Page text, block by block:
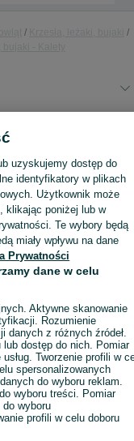
skontaktować się z
uzyskujemy dostęp do
identyfikatory w plikach
Użytkownik może
klikając poniżej lub w
Te wybory będą
miały wpływu na dane
Prywatności
dane w celu
Aktywne skanowanie
Rozumienie
danych z różnych źródeł.
lub dostęp do nich. Pomiar
Tworzenie profili w
spersonalizowanych
do wyboru reklam.
wyboru treści. Pomiar
wyboru
profili w celu doboru